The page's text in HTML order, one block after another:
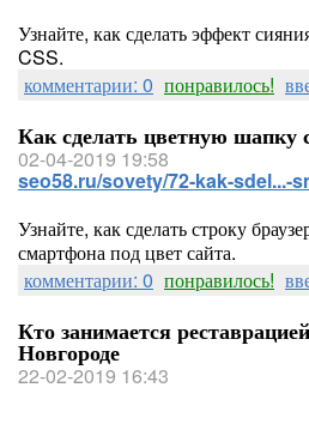
Узнайте, как сделать эффект
CSS.
комментарии: 0 понравилось!
Как сделать цветную шапку
02-04-2019 19:58
seo58.ru/sovety/72-kak-sdel...-
Узнайте, как сделать строку
смартфона под цвет сайта.
комментарии: 0 понравилось!
Кто занимается
Новгороде
22-02-2019 16:43